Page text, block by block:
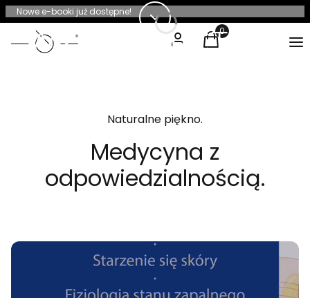
Nowe e-booki już dostępne!
Zaloguj sięProdukty w
Koszyk
Naturalne piękno.
Medycyna z
odpowiedzialnością.